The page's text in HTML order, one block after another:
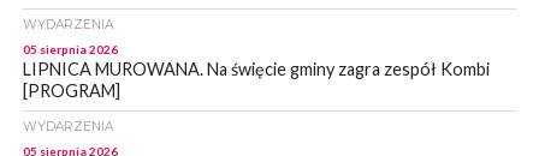
WYDARZENIA
05 sierpnia 2026
LIPNICA MUROWANA. Na święcie gminy zagra zespół Kombi
[PROGRAM]
WYDARZENIA
05 sierpnia 2026